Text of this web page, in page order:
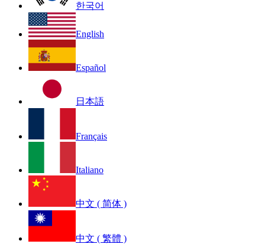
한국어
English
Español
日本語
Français
Italiano
中文 ( 简体 )
中文 ( 繁體 )